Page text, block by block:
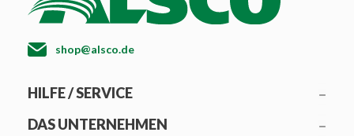
shop@alsco.de
HILFE / SERVICE
DAS UNTERNEHMEN